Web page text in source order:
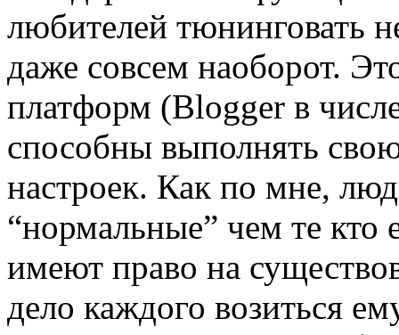
любителей тюнинговать
даже совсем наоборот.
платформ (Blogger в
способны выполнять
настроек. Как по мне,
“нормальные” чем те кто
имеют право на
дело каждого возиться